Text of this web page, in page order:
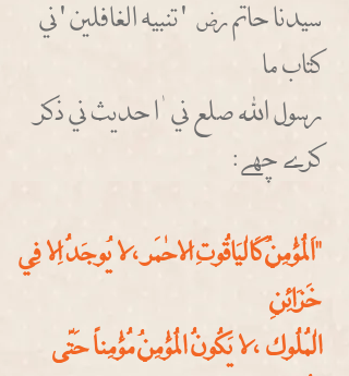
سيدنا حاتمرض ' تنبيه الغافلين ' ني
كتاب ما
رسول الله صلع ني ْا حديث ني ذكز
كزسس ححهسس:
"اَلمُؤْمِنُ كَالْيَاقُوتِ الاحْمَر، لا يُوجَدُ اِلا فِي
خَزَائِنِ
الْمُلُوك، لا يَكُونُ المُؤْمِنُ مُؤْمِناً حَتَّى